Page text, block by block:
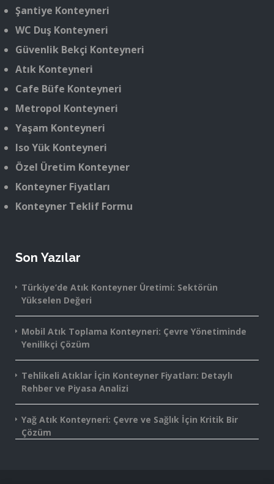
Şantiye Konteyneri
WC Duş Konteyneri
Güvenlik Bekçi Konteyneri
Atık Konteyneri
Cafe Büfe Konteyneri
Metropol Konteyneri
Yaşam Konteyneri
Iso Yük Konteyneri
Özel Üretim Konteyner
Konteyner Fiyatları
Konteyner Teklif Formu
Son Yazılar
Türkiye’de Atık Konteyner Üretimi: Sektörün
Yükselen Değeri
Mobil Atık Toplama Konteyneri: Çevre Yönetiminde
Yenilikçi Çözüm
Tehlikeli Atıklar İçin Konteyner Fiyatları: Detaylı
Rehber ve Piyasa Analizi
Yağ Atık Konteyneri: Çevre ve Sağlık İçin Kritik Bir
Çözüm